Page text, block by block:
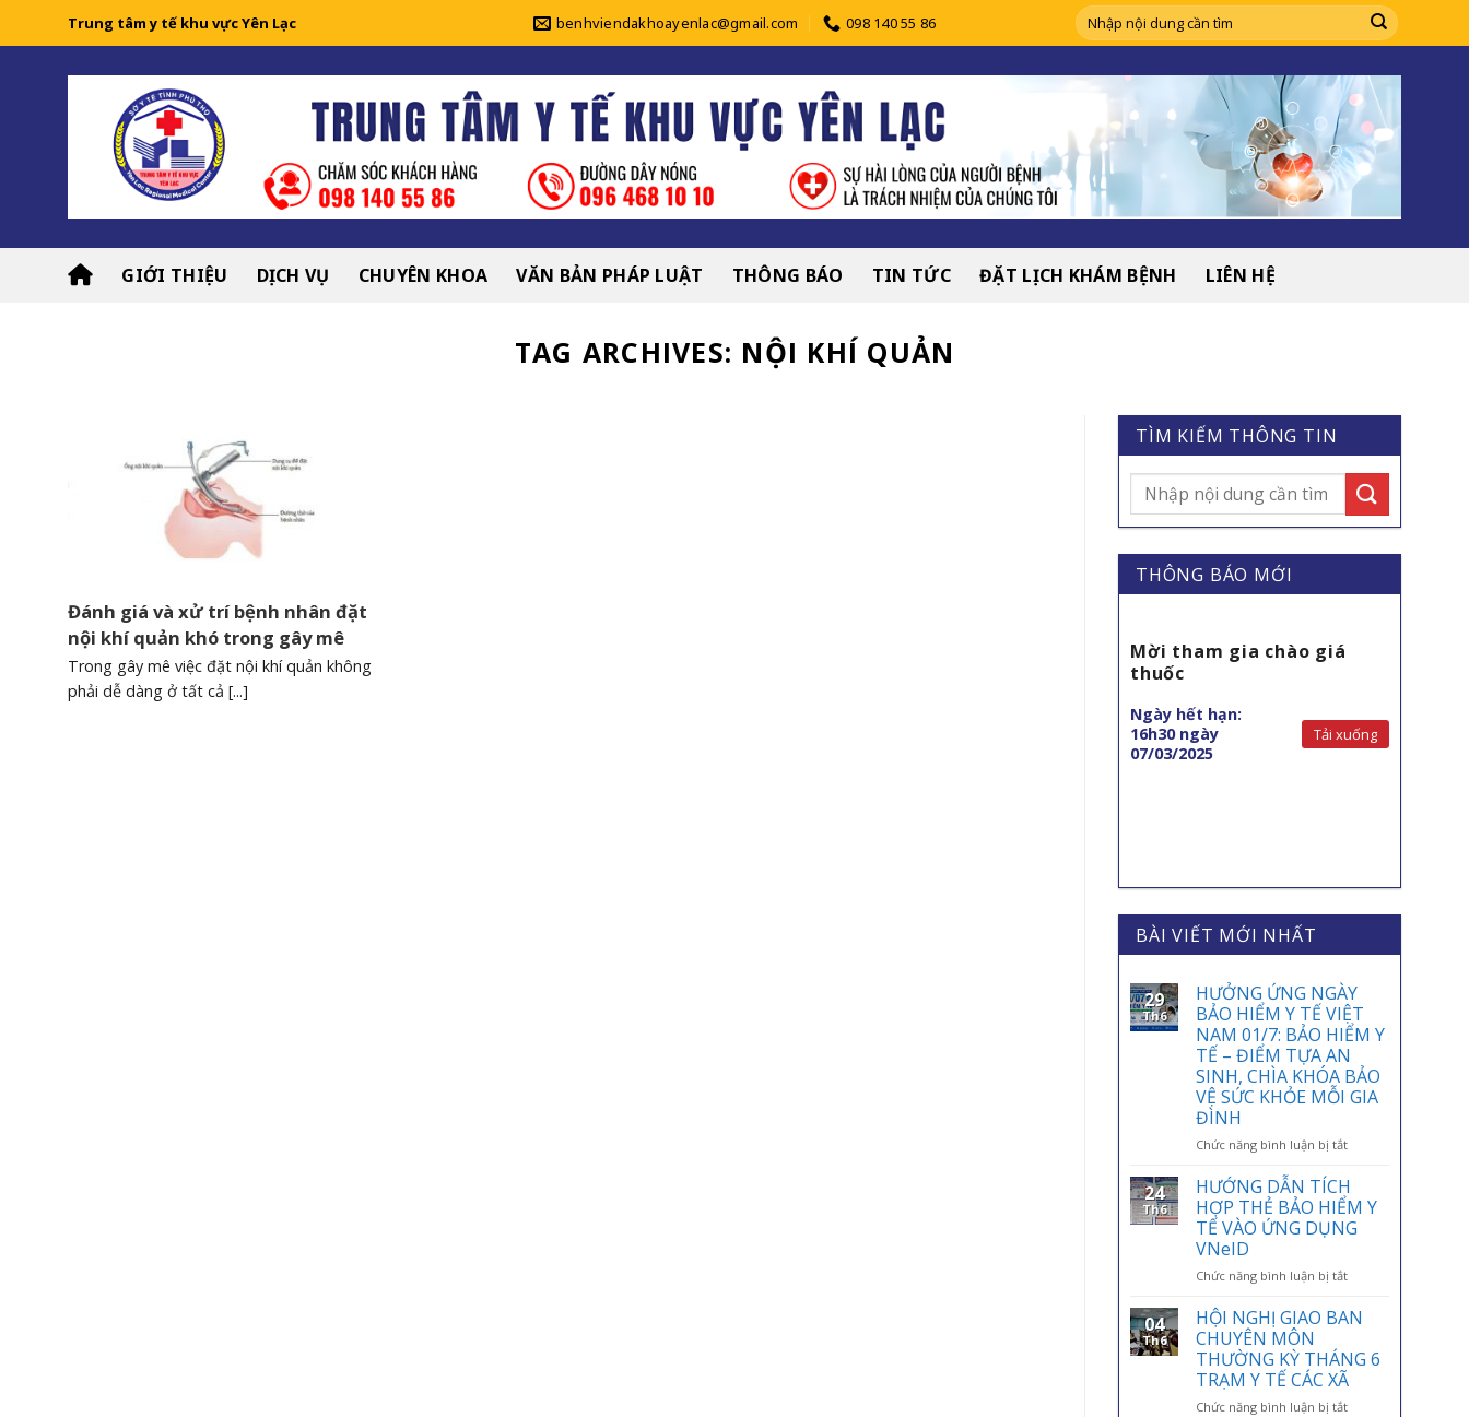
Trung tâm y tế khu vực Yên Lạc benhviendakhoayenlac@gmail.com 098 140 55 86
GIỚI THIỆU DỊCH VỤ CHUYÊN KHOA VĂN BẢN PHÁP LUẬT THÔNG BÁO TIN TỨC ĐẶT LỊCH KHÁM BỆNH LIÊN HỆ
TAG ARCHIVES: NỘI KHÍ QUẢN
Đánh giá và xử trí bệnh nhân đặt
nội khí quản khó trong gây mê
Trong gây mê việc đặt nội khí quản không
phải dễ dàng ở tất cả [...]
TÌM KIẾM THÔNG TIN
THÔNG BÁO MỚI
Mời tham gia chào giá
thuốc
Ngày hết hạn:
16h30 ngày
07/03/2025
Tải xuống
V/v báo cáo danh sách
người đăng ký thực hành
chuyên môn Khám chữa
V/v báo cáo danh sách
người thực hành đã hoàn
BÀI VIẾT MỚI NHẤT
29
Th6
HƯỞNG ỨNG NGÀY
BẢO HIỂM Y TẾ VIỆT
NAM 01/7: BẢO HIỂM Y
TẾ – ĐIỂM TỰA AN
SINH, CHÌA KHÓA BẢO
VỆ SỨC KHỎE MỖI GIA
ĐÌNH
Chức năng bình luận bị tắtở
ỨNG
NGÀY
BẢO
HIỂM
TẾ
NAM
01/7:
HIỂM
Y
TẾ
24
Th6
HƯỚNG DẪN TÍCH
HỢP THẺ BẢO HIỂM Y
TẾ VÀO ỨNG DỤNG
VNeID
Chức năng bình luận bị tắtở
DẪN
HỢP
THẺ
BẢO
HIỂM
04
Th6
HỘI NGHỊ GIAO BAN
CHUYÊN MÔN
THƯỜNG KỲ THÁNG 6
TRẠM Y TẾ CÁC XÃ
Chức năng bình luận bị tắtở